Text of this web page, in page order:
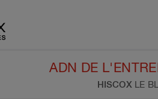
ADN DE
HISCOX LE